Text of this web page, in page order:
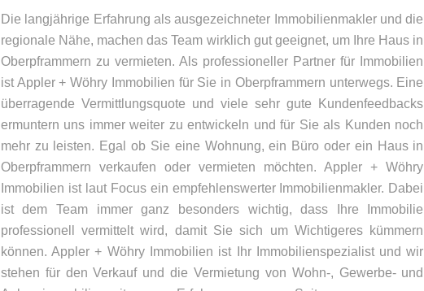
Die langjährige Erfahrung als ausgezeichneter Immobilienmakler und die
regionale Nähe, machen das Team wirklich gut geeignet, um Ihre Haus in
Oberpframmern zu vermieten. Als professioneller Partner für Immobilien
ist Appler + Wöhry Immobilien für Sie in Oberpframmern unterwegs. Eine
überragende Vermittlungsquote und viele sehr gute Kundenfeedbacks
ermuntern uns immer weiter zu entwickeln und für Sie als Kunden noch
mehr zu leisten. Egal ob Sie eine Wohnung, ein Büro oder ein Haus in
Oberpframmern verkaufen oder vermieten möchten. Appler + Wöhry
Immobilien ist laut Focus ein empfehlenswerter Immobilienmakler. Dabei
ist dem Team immer ganz besonders wichtig, dass Ihre Immobilie
professionell vermittelt wird, damit Sie sich um Wichtigeres kümmern
können. Appler + Wöhry Immobilien ist Ihr Immobilienspezialist und wir
stehen für den Verkauf und die Vermietung von Wohn-, Gewerbe- und